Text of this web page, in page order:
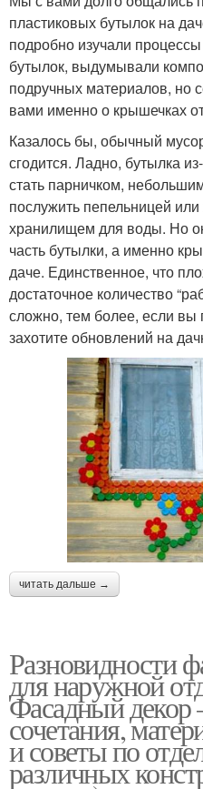
пластиковых бутылок на
подробно изучали
бутылок, выдумывали
подручных материалов, но
вами именно о крышечках
Казалось бы, обычный
сгодится. Ладно, бутылка
стать парничком,
послужить пепельницей
хранилищем для воды. Но
часть бутылки, а именно
даче. Единственное, что
достаточное количество
сложно, тем более, если вы
захотите обновлений на
читать дальше →
Разновидности
для наружной
Фасадный
сочетания,
и советы по
различных